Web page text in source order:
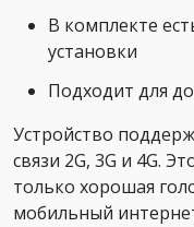
В комплекте
установки
Подходит для
Устройство
связи 2G, 3G и 4G.
только хорошая
мобильный